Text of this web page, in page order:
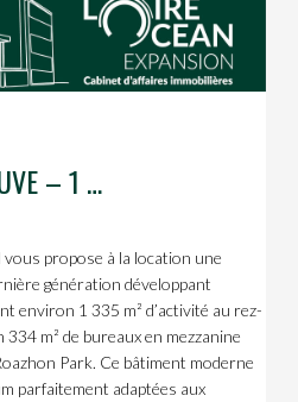
Cellule activité NEUVE – 1 669 m² – proche Roazhon Park
propose à la location une
génération développant
environ 1 335 m² d’activité au rez-
m² de bureaux en mezzanine
Park. Ce bâtiment moderne
parfaitement adaptées aux